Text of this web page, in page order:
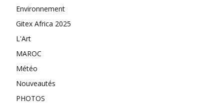
Environnement
Gitex Africa 2025
L'Art
MAROC
Météo
Nouveautés
PHOTOS